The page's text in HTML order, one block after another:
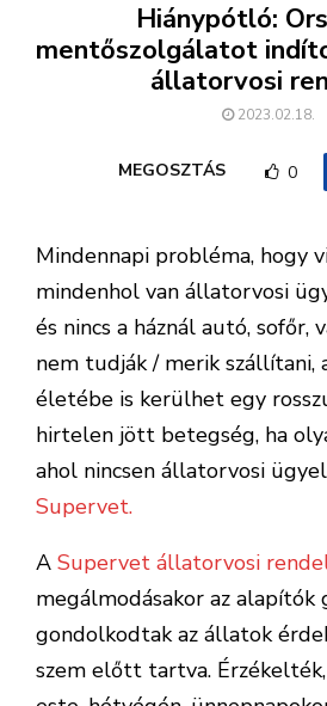
Hiánypótló:
mentőszolgálatot
állatorvosi
2023.02.18.
MEGOSZTÁS 0
Mindennapi probléma, hogy
mindenhol van állatorvosi
és nincs a háznál autó, sofőr,
nem tudják / merik szállítani,
életébe is kerülhet egy
hirtelen jött betegség, ha
ahol nincsen állatorvosi
Supervet.
A Supervet állatorvosi
megálmodásakor az alapítók
gondolkodtak az állatok
szem előtt tartva.